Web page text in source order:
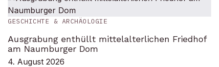
GESCHICHTE & ARCHÄOLOGIE
Ausgrabung enthüllt mittelalterlichen Friedhof
am Naumburger Dom
4. August 2026